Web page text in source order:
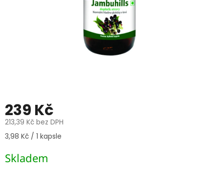
239 Kč
213,39 Kč bez DPH
Měrná
3,98 Kč / 1 kapsle
Skladem